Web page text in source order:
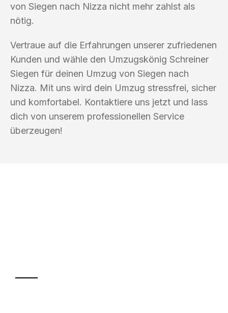
von Siegen nach Nizza nicht mehr zahlst als
nötig.
Vertraue auf die Erfahrungen unserer zufriedenen
Kunden und wähle den Umzugskönig Schreiner
Siegen für deinen Umzug von Siegen nach
Nizza. Mit uns wird dein Umzug stressfrei, sicher
und komfortabel. Kontaktiere uns jetzt und lass
dich von unserem professionellen Service
überzeugen!